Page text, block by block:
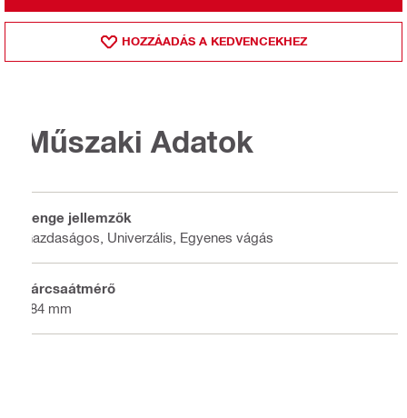
HOZZÁADÁS A KEDVENCEKHEZ
Műszaki Adatok
Penge jellemzők
Gazdaságos, Univerzális, Egyenes vágás
Tárcsaátmérő
184 mm